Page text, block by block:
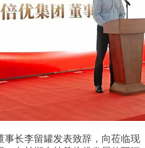
事长李留罐发表致辞，向莅临现